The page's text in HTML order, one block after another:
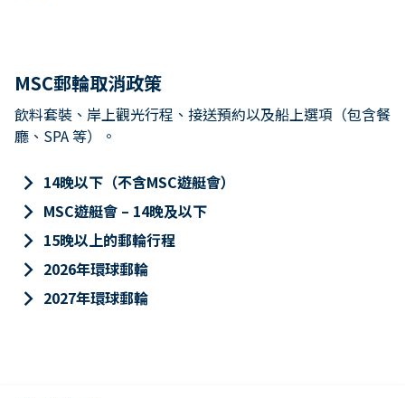
MSC郵輪取消政策
飲料套裝、岸上觀光行程、接送預約以及船上選項（包含餐
廳、SPA 等）。
keyboard_arrow_right 14晚以下（不含MSC遊艇會）
keyboard_arrow_right MSC遊艇會 – 14晚及以下
keyboard_arrow_right 15晚以上的郵輪行程
keyboard_arrow_right 2026年環球郵輪
keyboard_arrow_right 2027年環球郵輪